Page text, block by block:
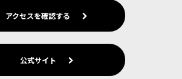
主力ユニットをまとめて収録したスピア
セットです。 スピアヘッド戦を始めるた
が揃って…
フォース] ドーター・オヴ・カイン：影生
団
アクセスを確認する
公式サイト